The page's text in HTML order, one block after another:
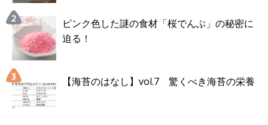
ピンク色した謎の食材「桜でんぶ」の秘密に
迫る！
【海苔のはなし】vol.7 驚くべき海苔の栄養